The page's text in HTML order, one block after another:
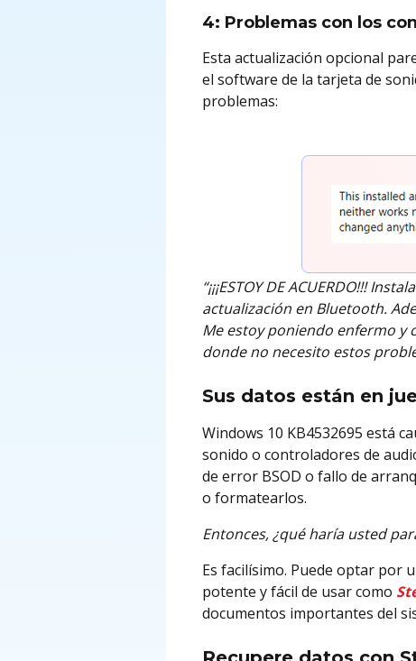
4: Problemas con los
Esta actualización opcional
el software de la tarjeta de
problemas:
“¡¡¡ESTOY DE ACUERDO!!!
actualización en Bluetooth.
Me estoy poniendo enfermo y
donde no necesito estos
Sus datos están en
Windows 10 KB4532695 está
sonido o controladores de
de error BSOD o fallo de
o formatearlos.
Entonces, ¿qué haría usted
Es facilísimo. Puede optar por
potente y fácil de usar como
documentos importantes del